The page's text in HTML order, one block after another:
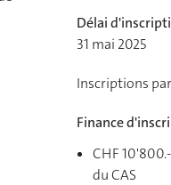
Délai
31 mai 2025
Inscriptions
Finance
CHF
du CAS